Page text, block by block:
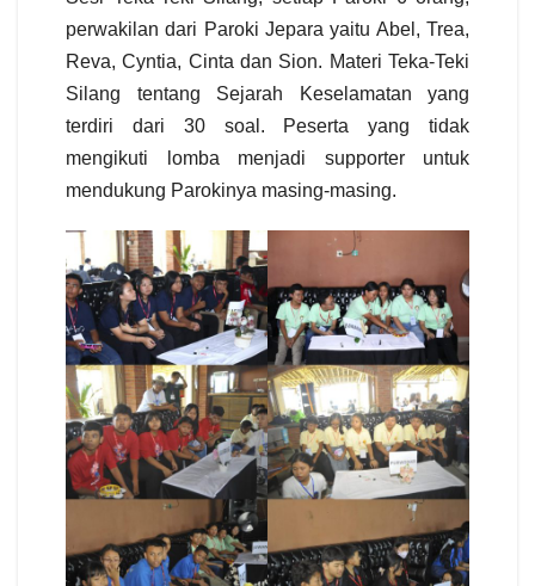
perwakilan dari Paroki Jepara yaitu Abel, Trea,
Reva, Cyntia, Cinta dan Sion. Materi Teka-Teki
Silang tentang Sejarah Keselamatan yang
terdiri dari 30 soal. Peserta yang tidak
mengikuti lomba menjadi supporter untuk
mendukung Parokinya masing-masing.